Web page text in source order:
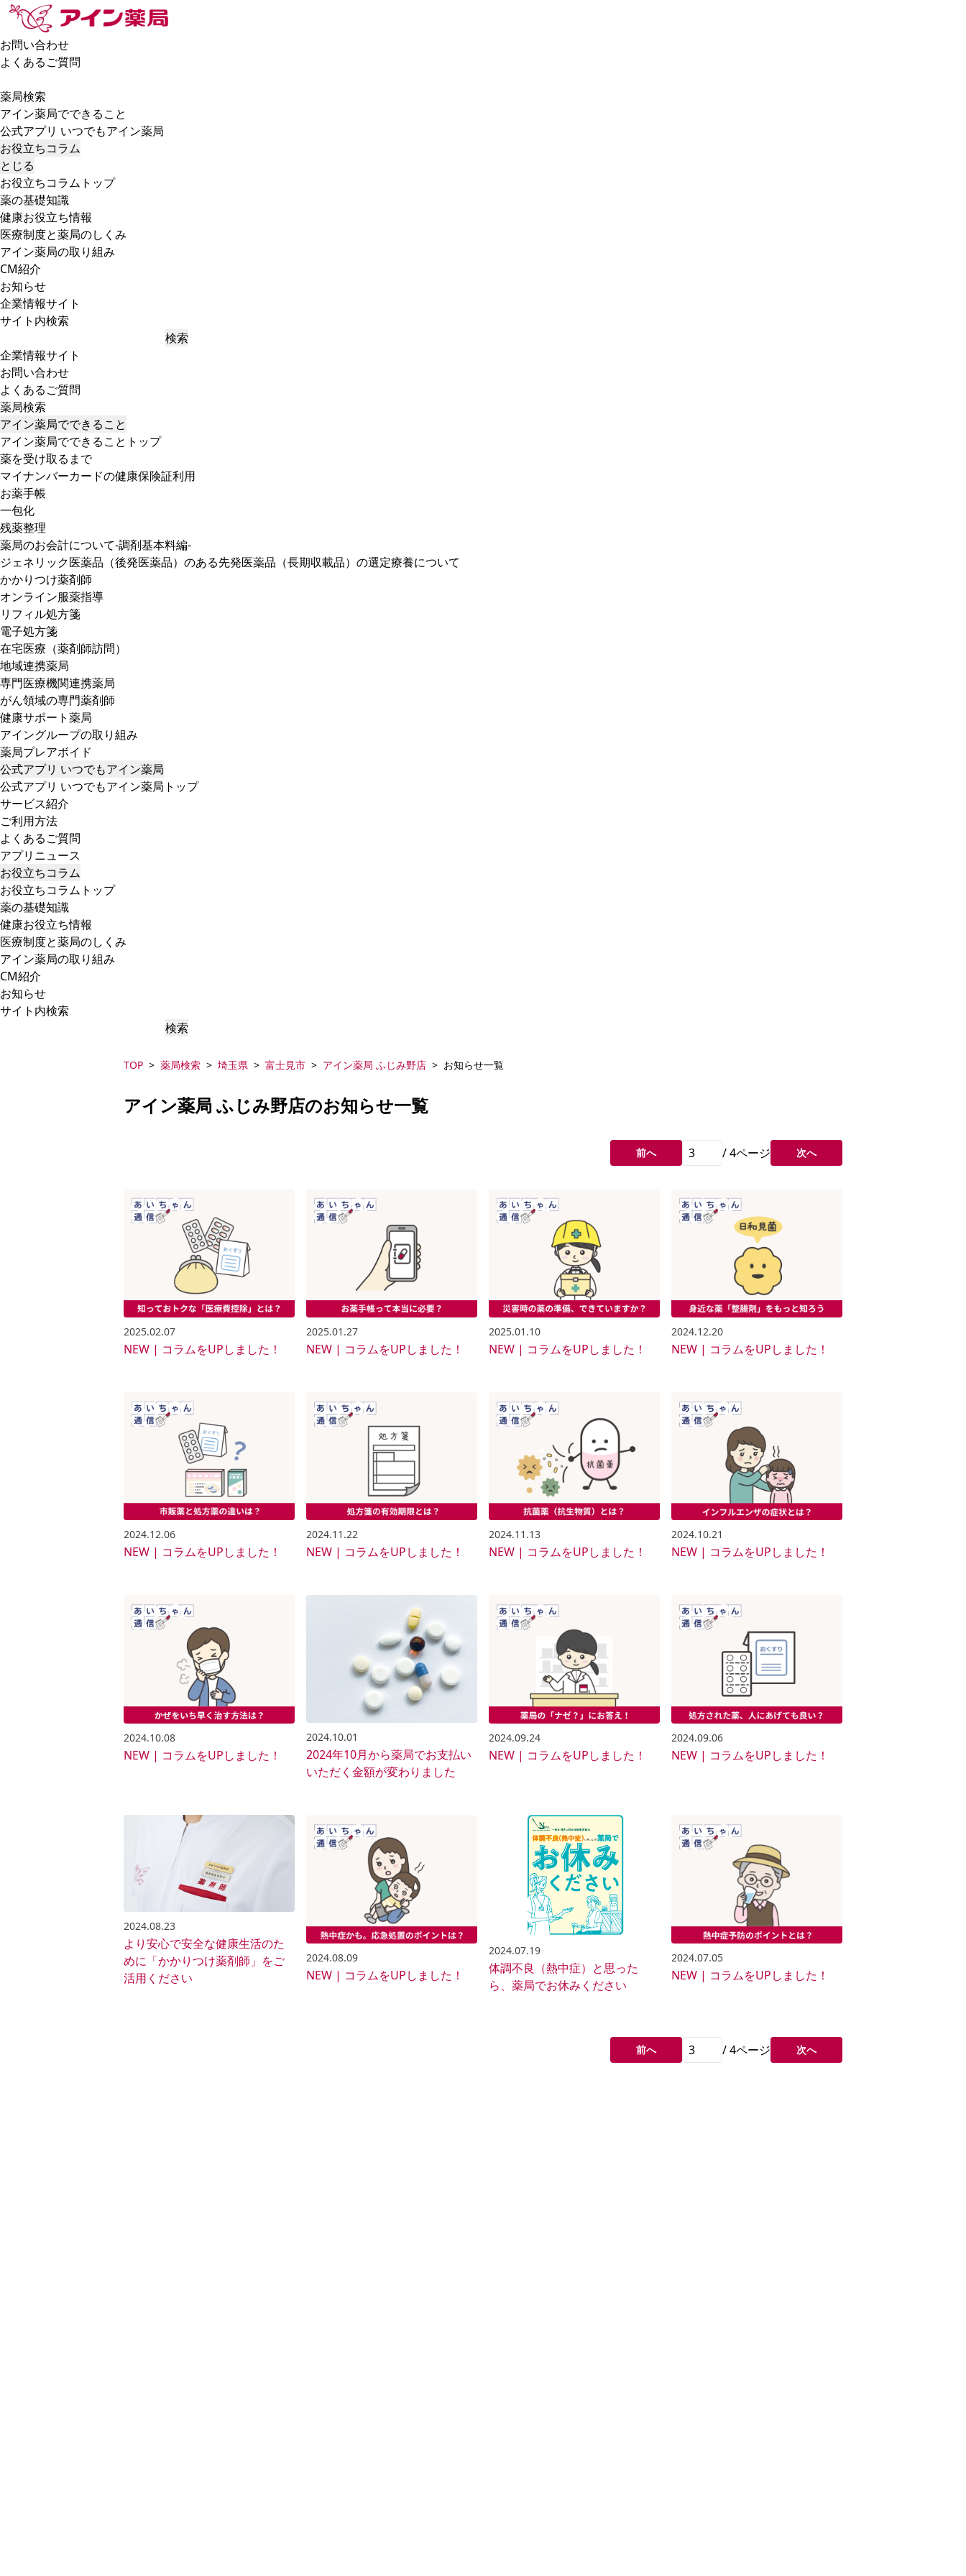
お問い合わせ
よくあるご質問
薬局検索
アイン薬局でできること
公式アプリ いつでもアイン薬局
お役立ちコラム
とじる
お役立ちコラムトップ
薬の基礎知識
健康お役立ち情報
医療制度と薬局のしくみ
アイン薬局の取り組み
CM紹介
お知らせ
企業情報サイト
サイト内検索
検索
企業情報サイト
お問い合わせ
よくあるご質問
薬局検索
アイン薬局でできること
アイン薬局でできることトップ
薬を受け取るまで
マイナンバーカードの健康保険証利用
お薬手帳
一包化
残薬整理
薬局のお会計について-調剤基本料編-
ジェネリック医薬品（後発医薬品）のある先発医薬品（長期収載品）の選定療養について
かかりつけ薬剤師
オンライン服薬指導
リフィル処方箋
電子処方箋
在宅医療（薬剤師訪問）
地域連携薬局
専門医療機関連携薬局
がん領域の専門薬剤師
健康サポート薬局
アイングループの取り組み
薬局プレアボイド
公式アプリ いつでもアイン薬局
公式アプリ いつでもアイン薬局トップ
サービス紹介
ご利用方法
よくあるご質問
アプリニュース
お役立ちコラム
お役立ちコラムトップ
薬の基礎知識
健康お役立ち情報
医療制度と薬局のしくみ
アイン薬局の取り組み
CM紹介
お知らせ
サイト内検索
検索
TOP 薬局検索 埼玉県 富士見市 アイン薬局 ふじみ野店 お知らせ一覧
アイン薬局 ふじみ野店のお知らせ一覧
前へ /4ページ 次へ
2025.02.07
NEW | コラムをUPしました！
2025.01.27
NEW | コラムをUPしました！
2025.01.10
NEW | コラムをUPしました！
2024.12.20
NEW | コラムをUPしました！
2024.12.06
NEW | コラムをUPしました！
2024.11.22
NEW | コラムをUPしました！
2024.11.13
NEW | コラムをUPしました！
2024.10.21
NEW | コラムをUPしました！
2024.10.08
NEW | コラムをUPしました！
2024.10.01
2024年10月から薬局でお支払い
いただく金額が変わりました
2024.09.24
NEW | コラムをUPしました！
2024.09.06
NEW | コラムをUPしました！
2024.08.23
より安心で安全な健康生活のた
めに「かかりつけ薬剤師」をご
活用ください
2024.08.09
NEW | コラムをUPしました！
2024.07.19
体調不良（熱中症）と思った
ら、薬局でお休みください
2024.07.05
NEW | コラムをUPしました！
前へ /4ページ 次へ